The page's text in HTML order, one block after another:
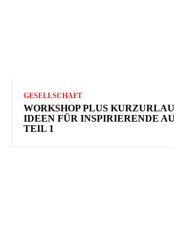
GESELLSCHAFT
WORKSHOP PLUS
IDEEN FÜR INSPIRIERENDE
TEIL 1